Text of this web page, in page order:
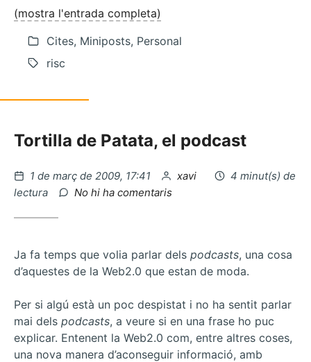
(mostra l'entrada completa)
Cites, Miniposts, Personal
risc
Tortilla de Patata, el podcast
Publicat
el
1 de març de 2009, 17:41 per
xavi
4 minut(s) de
lectura
No hi ha comentaris
Ja fa temps que volia parlar dels podcasts, una cosa
d’aquestes de la Web2.0 que estan de moda.
Per si algú està un poc despistat i no ha sentit parlar
mai dels podcasts, a veure si en una frase ho puc
explicar. Entenent la Web2.0 com, entre altres coses,
una nova manera d’aconseguir informació, amb